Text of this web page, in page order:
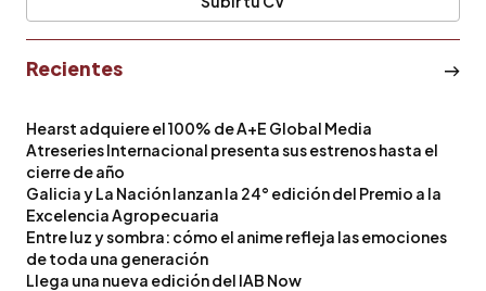
Recientes
Hearst adquiere el 100% de A+E Global Media
Atreseries Internacional presenta sus estrenos hasta el
cierre de año
Galicia y La Nación lanzan la 24° edición del Premio a la
Excelencia Agropecuaria
Entre luz y sombra: cómo el anime refleja las emociones
de toda una generación
Llega una nueva edición del IAB Now